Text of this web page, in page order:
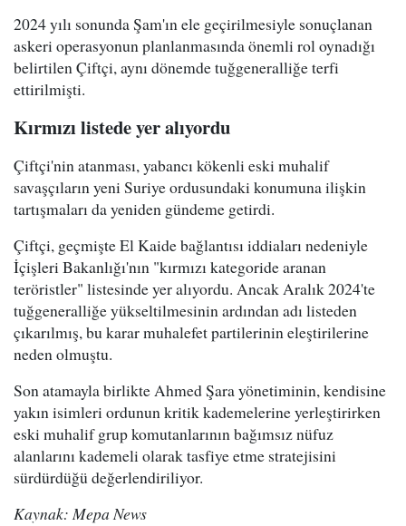
2024 yılı sonunda Şam'ın ele geçirilmesiyle sonuçlanan
askeri operasyonun planlanmasında önemli rol oynadığı
belirtilen Çiftçi, aynı dönemde tuğgeneralliğe terfi
ettirilmişti.
Kırmızı listede yer alıyordu
Çiftçi'nin atanması, yabancı kökenli eski muhalif
savaşçıların yeni Suriye ordusundaki konumuna ilişkin
tartışmaları da yeniden gündeme getirdi.
Çiftçi, geçmişte El Kaide bağlantısı iddiaları nedeniyle
İçişleri Bakanlığı'nın "kırmızı kategoride aranan
teröristler" listesinde yer alıyordu. Ancak Aralık 2024'te
tuğgeneralliğe yükseltilmesinin ardından adı listeden
çıkarılmış, bu karar muhalefet partilerinin eleştirilerine
neden olmuştu.
Son atamayla birlikte Ahmed Şara yönetiminin, kendisine
yakın isimleri ordunun kritik kademelerine yerleştirirken
eski muhalif grup komutanlarının bağımsız nüfuz
alanlarını kademeli olarak tasfiye etme stratejisini
sürdürdüğü değerlendiriliyor.
Kaynak: Mepa News